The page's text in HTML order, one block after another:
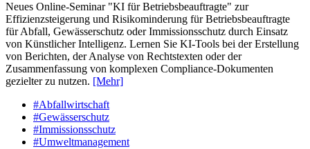
Neues Online-Seminar "KI für Betriebsbeauftragte" zur
Effizienzsteigerung und Risikominderung für Betriebsbeauftragte
für Abfall, Gewässerschutz oder Immissionsschutz durch Einsatz
von Künstlicher Intelligenz. Lernen Sie KI-Tools bei der Erstellung
von Berichten, der Analyse von Rechtstexten oder der
Zusammenfassung von komplexen Compliance-Dokumenten
gezielter zu nutzen. [Mehr]
#Abfallwirtschaft
#Gewässerschutz
#Immissionsschutz
#Umweltmanagement